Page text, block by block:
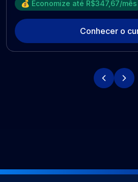
💰 Economize até R$347,67/mês
Conhecer o